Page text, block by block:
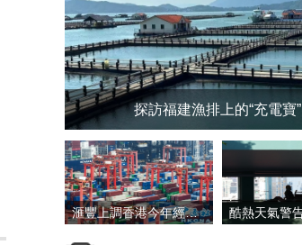
探訪福建漁排上的“充電寶”
滙豐上調香港今年經濟增長預測至4.5%